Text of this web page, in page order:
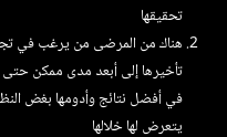
تحقيقها
هناك من المرضى من يرغب في
تأخيرها إلى أبعد مدى ممكن
في أفضل نتائج وأدومها بغض
يتعرض لها خلالها